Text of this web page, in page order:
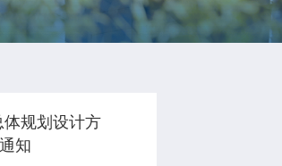
规划设计方
知